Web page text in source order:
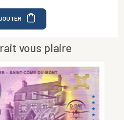
vous plaire